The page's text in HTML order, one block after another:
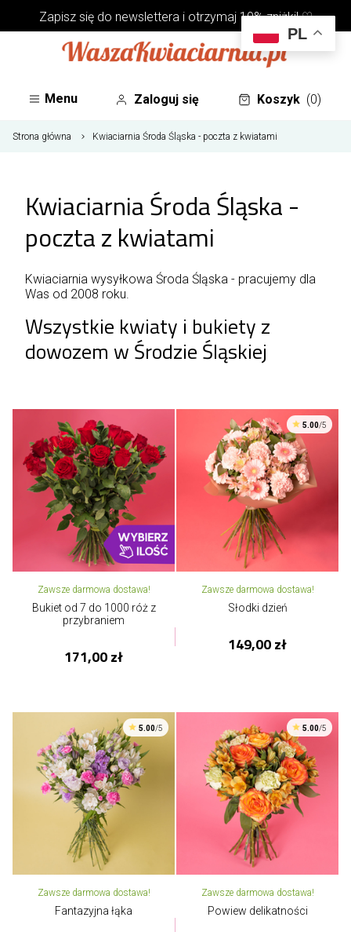
Zapisz się do newsletterai otrzymaj 10% zniżki! ♡
Menu Zaloguj się Koszyk (0)
Strona główna Kwiaciarnia Środa Śląska - poczta z kwiatami
Kwiaciarnia Środa Śląska -
poczta z kwiatami
Kwiaciarnia wysyłkowa Środa Śląska - pracujemy dla
Was od 2008 roku.
Wszystkie kwiaty i bukiety z
dowozem w Środzie Śląskiej
Zawsze darmowa dostawa!
Bukiet od 7 do 1000 róż z
przybraniem
171,00 zł
5.00/5
Zawsze darmowa dostawa!
Słodki dzień
149,00 zł
5.00/5
Zawsze darmowa dostawa!
Fantazyjna łąka
5.00/5
Zawsze darmowa dostawa!
Powiew delikatności
PL